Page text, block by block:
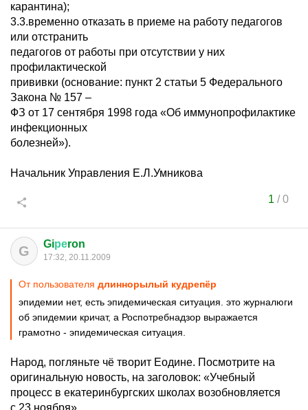
карантина);
3.3.временно отказать в приеме на работу педагогов
или отстранить
педагогов от работы при отсутствии у них
профилактической
прививки (основание: пункт 2 статьи 5 Федерального
Закона № 157 –
ФЗ от 17 сентября 1998 года «Об иммунопрофилактике
инфекционных
болезней»).
Начальник Управления Е.Л.Умникова
1 /0
G Giреron
17:32, 20.11.2009
От пользователя длиннорылый кудрепёр
эпидемии нет, есть эпидемическая ситуация. это журналюги
об эпидемии кричат, а Роспотребнадзор выражается
грамотно - эпидемическая ситуация.
Народ, погляньте чё творит Еодине. Посмотрите на
оригинальную новость, на заголовок: «Учебный
процесс в екатеринбургских школах возобновляется
с 23 ноября»